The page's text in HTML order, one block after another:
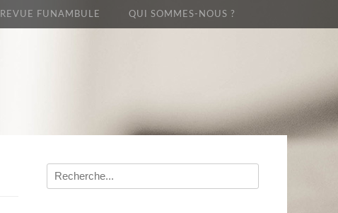
REVUE FUNAMBULE QUI SOMMES-NOUS ?
Recherche
pour